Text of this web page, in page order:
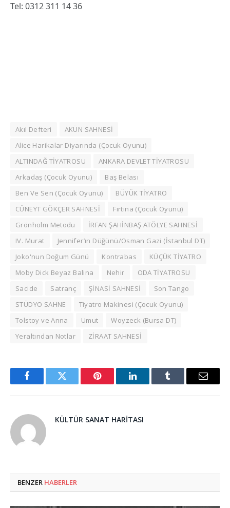
Tel: 0312 311 14 36
Akıl Defteri
AKÜN SAHNESİ
Alice Harikalar Diyarında (Çocuk Oyunu)
ALTINDAĞ TİYATROSU
ANKARA DEVLET TİYATROSU
Arkadaş (Çocuk Oyunu)
Baş Belası
Ben Ve Sen (Çocuk Oyunu)
BÜYÜK TİYATRO
CÜNEYT GÖKÇER SAHNESİ
Fırtına (Çocuk Oyunu)
Grönholm Metodu
İRFAN ŞAHİNBAŞ ATÖLYE SAHNESİ
IV. Murat
Jennifer’ın Düğünü/Osman Gazi (İstanbul DT)
Joko'nun Doğum Günü
Kontrabas
KÜÇÜK TİYATRO
Moby Dick Beyaz Balina
Nehir
ODA TİYATROSU
Sacide
Satranç ŞİNASİ SAHNESİ
Son Tango
STÜDYO SAHNE
Tiyatro Makinesi (Çocuk Oyunu)
Tolstoy ve Anna
Umut
Woyzeck (Bursa DT)
Yeraltından Notlar
ZİRAAT SAHNESİ
FacebookTwitter Pinterest LinkedInTumblr Email
KÜLTÜR SANAT HARITASI
BENZER HABERLER